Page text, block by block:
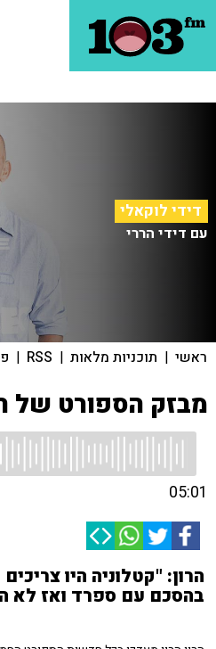
דידי לוקאלי
עם דידי הררי
ראשי | תוכניות מלאות |
RSS
|
מבזק הספורט של
05:01
הרון: "קטלוניה היו
בהסכם עם ספרד ואז לא